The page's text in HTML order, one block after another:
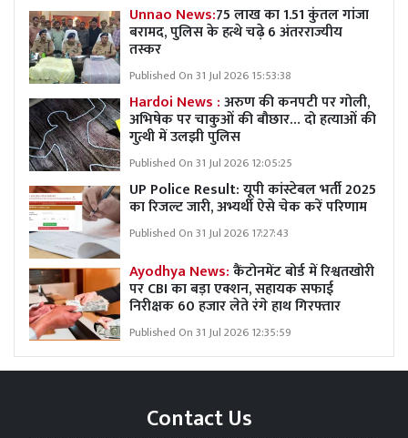
Unnao News:75 लाख का 1.51 कुंतल गांजा
बरामद, पुलिस के हत्थे चढ़े 6 अंतरराज्यीय
तस्कर
Published On 31 Jul 2026 15:53:38
Hardoi News :अरुण की कनपटी पर गोली,
अभिषेक पर चाकुओं की बौछार… दो हत्याओं की
गुत्थी में उलझी पुलिस
Published On 31 Jul 2026 12:05:25
UP Police Result: यूपी कांस्टेबल भर्ती 2025
का रिजल्ट जारी, अभ्यर्थी ऐसे चेक करें परिणाम
Published On 31 Jul 2026 17:27:43
Ayodhya News:कैंटोनमेंट बोर्ड में रिश्वतखोरी
पर CBI का बड़ा एक्शन, सहायक सफाई
निरीक्षक 60 हजार लेते रंगे हाथ गिरफ्तार
Published On 31 Jul 2026 12:35:59
Contact Us